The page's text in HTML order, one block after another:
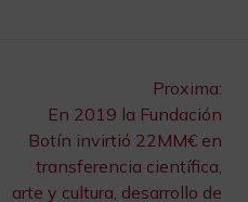
Proxima:
En 2019 la Fundación
Botín invirtió 22MM€ en
transferencia científica,
arte y cultura, desarrollo de